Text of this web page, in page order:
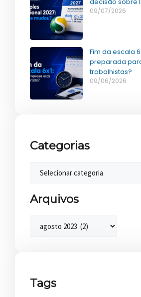
09/07/2026
Fim da escala
preparada
trabalhistas?
09/06/2026
Categorias
Arquivos
Tags